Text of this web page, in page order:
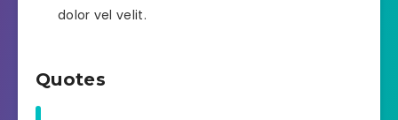
dolor vel velit.
Quotes